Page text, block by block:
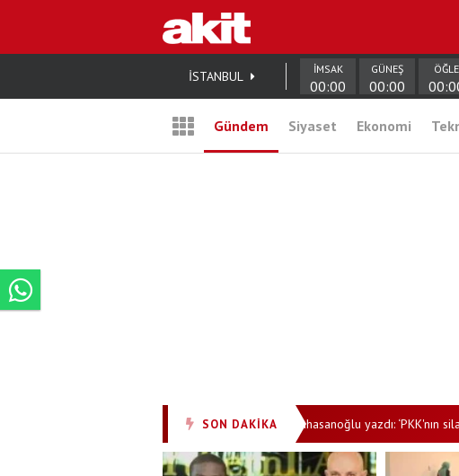
İSTANBUL İMSAK
00:00
GÜNEŞ
00:00
ÖĞLE
Gündem Siyaset Ekonomi
SON DAKİKA
Kıbrıs'a Hristodulidis engeli • Ali Karahasanoğlu yazdı: ‘PKK'nın silah